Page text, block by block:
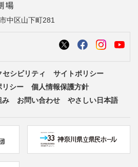
中区山下町281
セシビリティ
サイトポリシー
リシー
個人情報保護方針
み
お問い合わせ やさしい日本語